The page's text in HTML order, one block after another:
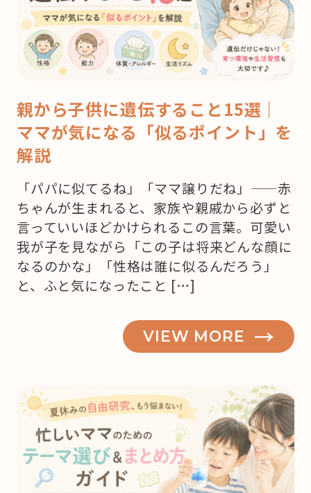
親から子供に遺伝すること15選｜
ママが気になる「似るポイント」を
解説
「パパに似てるね」「ママ譲りだね」——赤
ちゃんが生まれると、家族や親戚から必ずと
言っていいほどかけられるこの言葉。可愛い
我が子を見ながら「この子は将来どんな顔に
なるのかな」「性格は誰に似るんだろう」
と、ふと気になったこと […]
VIEW MORE